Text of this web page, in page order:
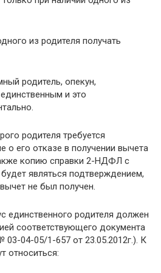
из родителя получать
родитель, опекун,
и это
родителя требуется
о его отказе в получении вычета
копию справки 2-НДФЛ с
являться подтверждением,
не был получен.
единственного родителя должен
соответствующего документа
04-05/1-657 от 23.05.2012г.). К
относиться: